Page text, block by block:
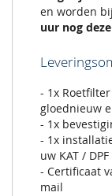
en worden bij
uur nog
- 1x Roetfilter
gloednieuw
- 1x
- 1x
uw KAT /
- Certificaat
mail